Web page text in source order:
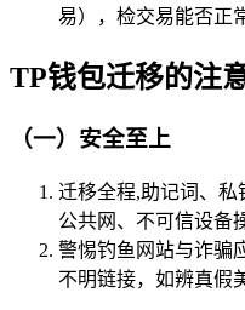
易），检交易能否正
TP钱包迁移的注
（一）安全至上
迁移全程,助记词、
公共网、不可信设备
警惕钓鱼网站与诈骗
不明链接，如辨真假